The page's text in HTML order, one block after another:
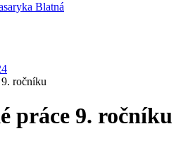
ročníku
práce 9. ročníku